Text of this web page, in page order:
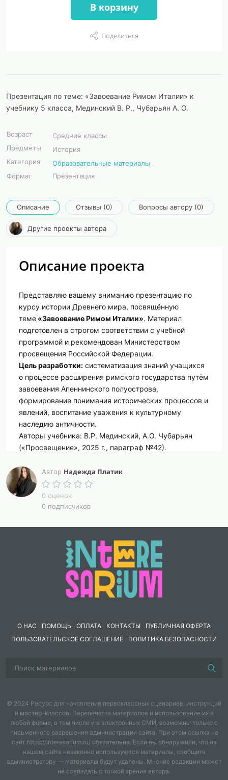
В корзину
Поделиться
Презентация по теме: «Завоевание Римом Италии» к
учебнику 5 класса, Мединский В. Р., Чубарьян А. О.
Возраст
Средние классы
Предметы
История
Категория
Образовательные материалы
Формат
Презентация
Описание Отзывы (0) Вопросы автору (0)
Другие проекты автора
Описание проекта
Представляю вашему вниманию презентацию по
курсу истории Древнего мира, посвящённую
теме «Завоевание Римом Италии». Материал
подготовлен в строгом соответствии с учебной
программой и рекомендован Министерством
просвещения Российской Федерации.
Цель разработки: систематизация знаний учащихся
о процессе расширения римского государства путём
завоевания Апеннинского полуострова,
формирование понимания исторических процессов и
явлений, воспитание уважения к культурному
наследию античности.
Авторы учебника: В.Р. Мединский, А.О. Чубарьян
(«Просвещение», 2025 г., параграф №42).
Презентация состоит из14 информативных слайдов
охватывающих ключевые этапы исторического
процесса:
1. Формирование структуры римской армии.
поражений и отношение победителей к
побеждённым.
3. Особенности самнитских войн и роль региона в
становлении Рима.
4. Войны с царём Эпира Пирром: военные
столкновения и развитие военной стратегии.
Автор Надежда Платик
0 оценок
0 подписчиков
О НАС ПОМОЩЬ ОПЛАТА КОНТАКТЫ
ПУБЛИЧНАЯ ОФЕРТА
ПОЛЬЗОВАТЕЛЬСКОЕ СОГЛАШЕНИЕ
ПОЛИТИКА БЕЗОПАСНОСТИ
© 2024 Ресурс для накопления первоклассных сценариев, инструкций
и мастер-классов. Перепечатка материалов и использование их в
любой форме, в том числе и в электронных СМИ, возможны только с
письменного разрешения администрации сайта. При этом ссылка на
сайт https://interesarium.ru/ обязательна. Если вы обнаружили, что на
нашем сайте незаконно используются материалы, сообщите
администратору — материалы будут удалены. Мнение редакции может
не совпадать с точкой зрения автора.